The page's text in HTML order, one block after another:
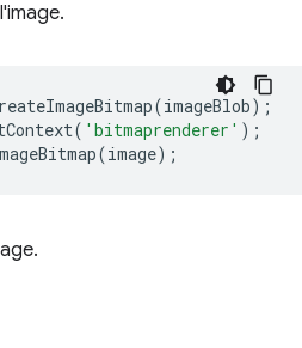
(imageBlob);
( 'bitmaprenderer' );
(image);